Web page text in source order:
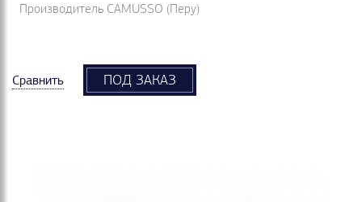
Производитель CAMUSSO (Перу)
Сравнить ПОД ЗАКАЗ